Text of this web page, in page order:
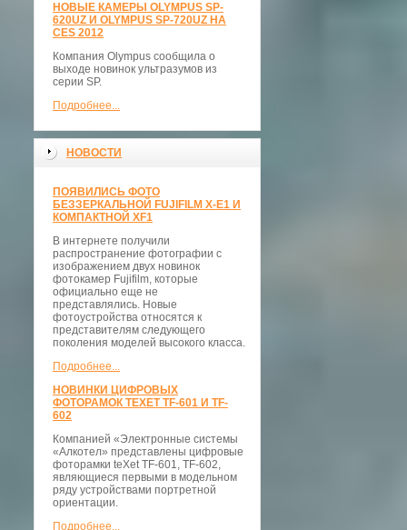
НОВЫЕ КАМЕРЫ OLYMPUS SP-
620UZ И OLYMPUS SP-720UZ НА
CES 2012
Компания Olympus сообщила о
выходе новинок ультразумов из
серии SP.
Подробнее...
НОВОСТИ
ПОЯВИЛИСЬ ФОТО
БЕЗЗЕРКАЛЬНОЙ FUJIFILM X-E1 И
КОМПАКТНОЙ XF1
В интернете получили
распространение фотографии с
изображением двух новинок
фотокамер Fujifilm, которые
официально еще не
представлялись. Новые
фотоустройства относятся к
представителям следующего
поколения моделей высокого класса.
Подробнее...
НОВИНКИ ЦИФРОВЫХ
ФОТОРАМОК TEXET TF-601 И TF-
602
Компанией «Электронные системы
«Алкотел» представлены цифровые
фоторамки teXet TF-601, TF-602,
являющиеся первыми в модельном
ряду устройствами портретной
ориентации.
Подробнее...